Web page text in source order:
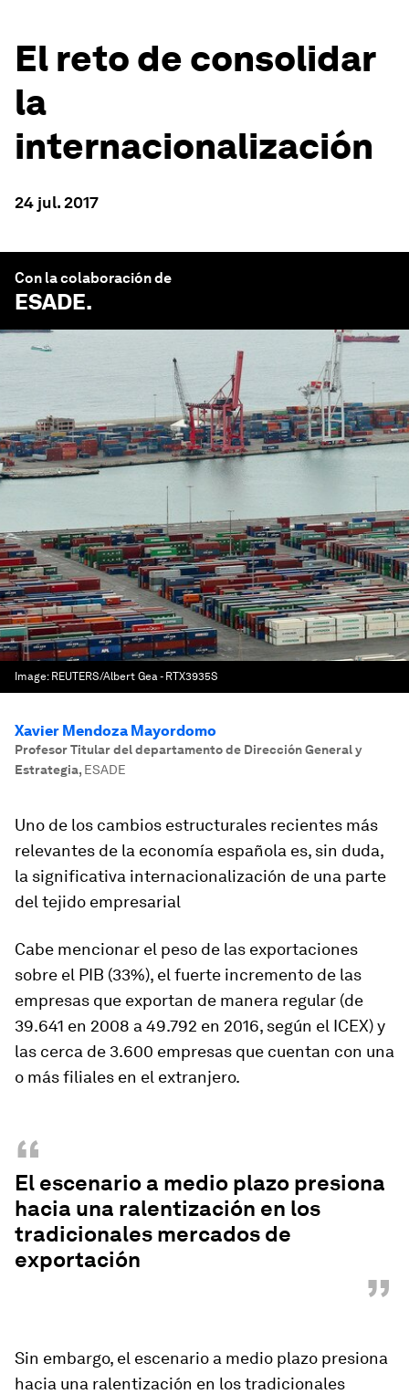
El reto de consolidar
la
internacionalización
24 jul. 2017
Con la colaboración de
ESADE.
Image: REUTERS/Albert Gea - RTX3935S
Xavier Mendoza Mayordomo
Profesor Titular del departamento de Dirección General y
Estrategia, ESADE
Uno de los cambios estructurales recientes más
relevantes de la economía española es, sin duda,
la significativa internacionalización de una parte
del tejido empresarial
Cabe mencionar el peso de las exportaciones
sobre el PIB (33%), el fuerte incremento de las
empresas que exportan de manera regular (de
39.641 en 2008 a 49.792 en 2016, según el ICEX) y
las cerca de 3.600 empresas que cuentan con una
o más filiales en el extranjero.
“
El escenario a medio plazo presiona
hacia una ralentización en los
tradicionales mercados de
exportación
”
Sin embargo, el escenario a medio plazo presiona
hacia una ralentización en los tradicionales